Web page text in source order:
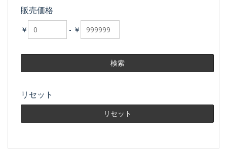
販売価格
￥ - ￥
リセット